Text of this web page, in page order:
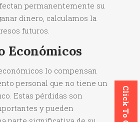
permanentemente su
dinero, calculamos la
futuros.
Económicos
lo compensan
personal que no tiene un
Estas pérdidas son
y pueden
Click To Call